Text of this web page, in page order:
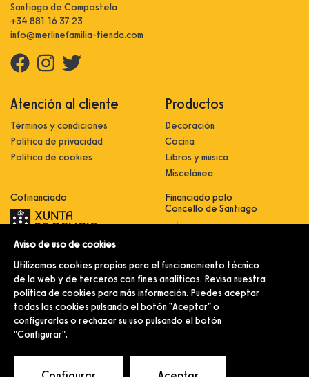
Santiago de Compostela
+34 881 16 37 23
info@merlinefamilia-tienda.com
Atención al cliente
Términos y condiciones
Política de privacidad
Política de cookies
Productos
Decoración
Cocina
Libros y música
Miscelánea
Cofinanciado
Innovación, dixitalización e
comercialización e expansión do
sector comercial e artesanal
Implantación e pulo da estratexia
dixital e modernización do sector
comercial e artesanal (CO300C
2021)
Financiado polo
Concello de Santiago
© Merlín e Familia.
Aviso de uso de cookies
Utilizamos cookies propias para el funcionamiento técnico
de la web y de terceros con fines analíticos. Revisa nuestra
política de cookies para más información. Puedes aceptar
todas las cookies pulsando el botón "Aceptar" o
configurarlas o rechazar su uso pulsando el botón
"Configurar".